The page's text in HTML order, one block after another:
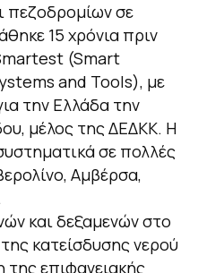
πεζοδρομίων σε
15 χρόνια πριν
(Smart
and Tools), με
την Ελλάδα την
μέλος της ΔΕΔΚΚ. Η
σε πολλές
Αμβέρσα,
και δεξαμενών στο
κατείσδυσης νερού
επιφανειακής